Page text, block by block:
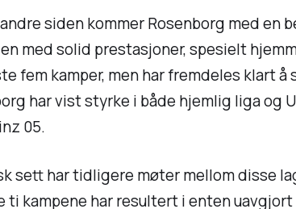
siden kommer Rosenborg med
med solid prestasjoner, spesielt
fem kamper, men har fremdeles klart
har vist styrke i både hjemlig liga og
05.
sett har tidligere møter mellom disse
ti kampene har resultert i enten